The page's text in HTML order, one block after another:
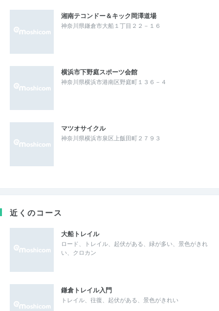
湘南テコンドー＆キック岡澤道場
神奈川県鎌倉市大船１丁目２２－１６
横浜市下野庭スポーツ会館
神奈川県横浜市港南区野庭町１３６－４
マツオサイクル
神奈川県横浜市泉区上飯田町２７９３
近くのコース
大船トレイル
ロード、トレイル、起伏がある、緑が多い、景色がきれ
い、クロカン
鎌倉トレイル入門
トレイル、往復、起伏がある、景色がきれい